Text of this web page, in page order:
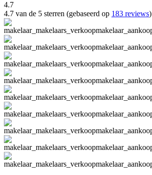
4.7
4.7 van de 5 sterren (gebaseerd op 183 reviews)